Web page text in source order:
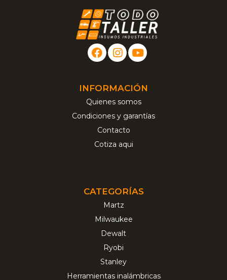
INFORMACIÓN
Quienes somos
Condiciones y garantías
Contacto
Cotiza aqui
CATEGORÍAS
Martz
Milwaukee
Dewalt
Ryobi
Stanley
Herramientas inalámbricas